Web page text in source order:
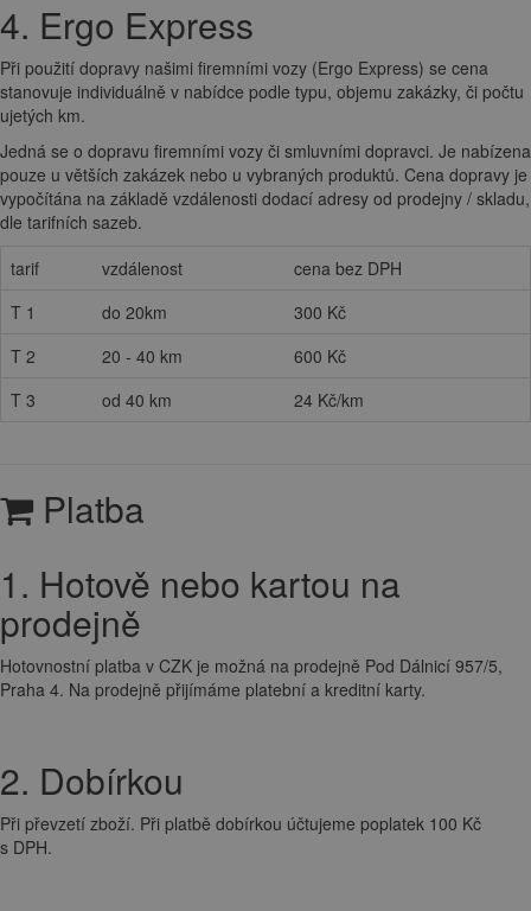
4. Ergo Express
Při použití dopravy našimi firemními vozy (Ergo Express) se cena
stanovuje individuálně v nabídce podle typu, objemu zakázky, či počtu
ujetých km.
Jedná se o dopravu firemními vozy či smluvními dopravci. Je nabízena
pouze u větších zakázek nebo u vybraných produktů. Cena dopravy je
vypočítána na základě vzdálenosti dodací adresy od prodejny / skladu,
dle tarifních sazeb.
tarif
vzdálenost
cena bez DPH
T 1
do 20km
300 Kč
T 2
20 - 40 km
600 Kč
T 3
od 40 km 24 Kč/km
Platba
1. Hotově nebo kartou na
prodejně
Hotovnostní platba v CZK je možná na prodejně Pod Dálnicí 957/5,
Praha 4. Na prodejně přijímáme platební a kreditní karty.
2. Dobírkou
Při převzetí zboží. Při platbě dobírkou účtujeme poplatek 100 Kč
s DPH.